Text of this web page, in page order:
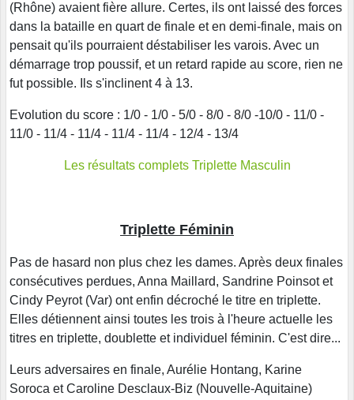
(Rhône) avaient fière allure. Certes, ils ont laissé des forces
dans la bataille en quart de finale et en demi-finale, mais on
pensait qu'ils pourraient déstabiliser les varois. Avec un
démarrage trop poussif, et un retard rapide au score, rien ne
fut possible. Ils s'inclinent 4 à 13.
Evolution du score : 1/0 - 1/0 - 5/0 - 8/0 - 8/0 -10/0 - 11/0 -
11/0 - 11/4 - 11/4 - 11/4 - 11/4 - 12/4 - 13/4
Les résultats complets Triplette Masculin
Triplette Féminin
Pas de hasard non plus chez les dames. Après deux finales
consécutives perdues, Anna Maillard, Sandrine Poinsot et
Cindy Peyrot (Var) ont enfin décroché le titre en triplette.
Elles détiennent ainsi toutes les trois à l'heure actuelle les
titres en triplette, doublette et individuel féminin. C'est dire...
Leurs adversaires en finale, Aurélie Hontang, Karine
Soroca et Caroline Desclaux-Biz (Nouvelle-Aquitaine)